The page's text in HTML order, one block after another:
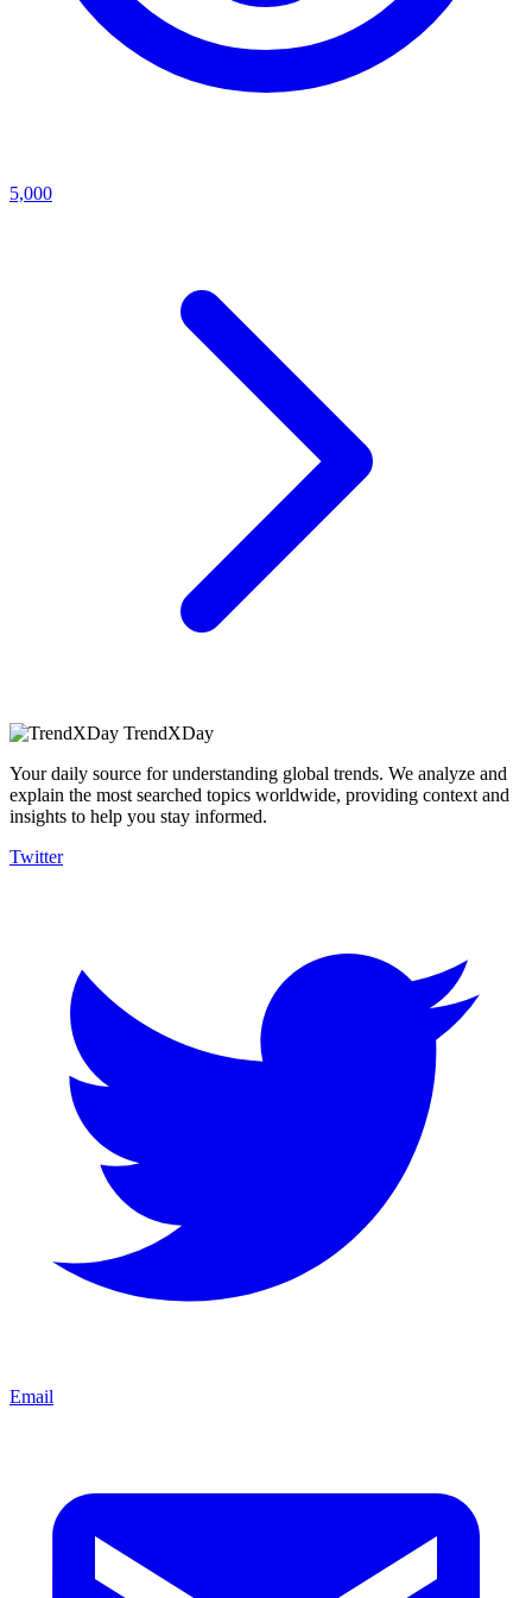
5,000
TrendXDay
Your daily source for understanding global trends. We analyze and
explain the most searched topics worldwide, providing context and
insights to help you stay informed.
Twitter
Email